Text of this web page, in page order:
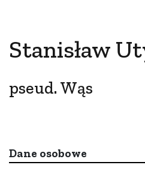
Stanisław
pseud. Wąs
Dane osobowe